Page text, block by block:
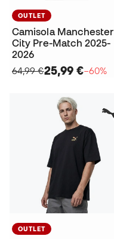
OUTLET
Camisola Manchester
City Pre-Match 2025-
2026
64,99 €25,99 €−60%
OUTLET